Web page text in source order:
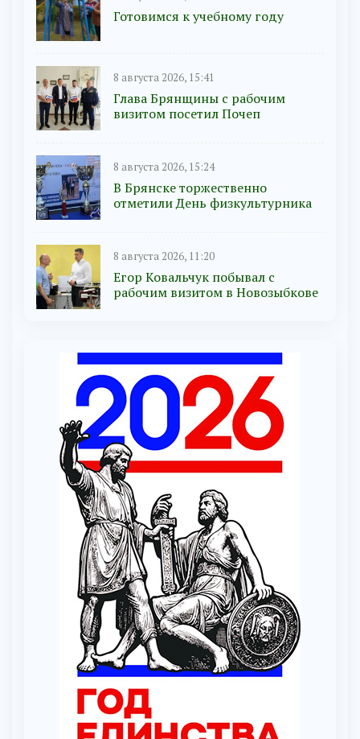
Готовимся к учебному году
8 августа 2026, 15:41
Глава Брянщины с рабочим
визитом посетил Почеп
8 августа 2026, 15:24
В Брянске торжественно
отметили День физкультурника
8 августа 2026, 11:20
Егор Ковальчук побывал с
рабочим визитом в Новозыбкове